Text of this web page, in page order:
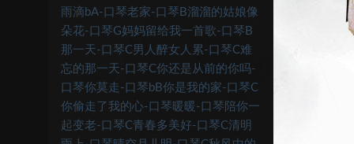
雨滴bA-口琴老家-口琴B溜溜的姑娘像
朵花-口琴G妈妈留给我一首歌-口琴B
那一天-口琴C男人醉女人累-口琴C难
忘的那一天-口琴C你还是从前的你吗-
口琴你莫走-口琴bB你是我的家-口琴C
你偷走了我的心-口琴暖暖-口琴陪你一
起变老-口琴C青春多美好-口琴C清明